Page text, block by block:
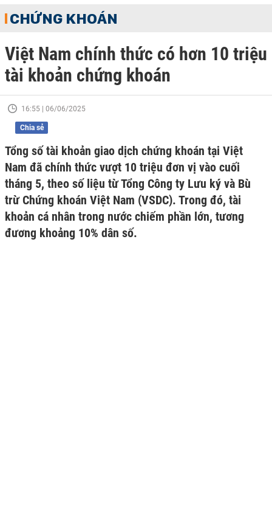
CHỨNG KHOÁN
Việt Nam chính thức có hơn 10 triệu
tài khoản chứng khoán
16:55 | 06/06/2025
Chia sẻ
Tổng số tài khoản giao dịch chứng khoán tại Việt
Nam đã chính thức vượt 10 triệu đơn vị vào cuối
tháng 5, theo số liệu từ Tổng Công ty Lưu ký và Bù
trừ Chứng khoán Việt Nam (VSDC). Trong đó, tài
khoản cá nhân trong nước chiếm phần lớn, tương
đương khoảng 10% dân số.